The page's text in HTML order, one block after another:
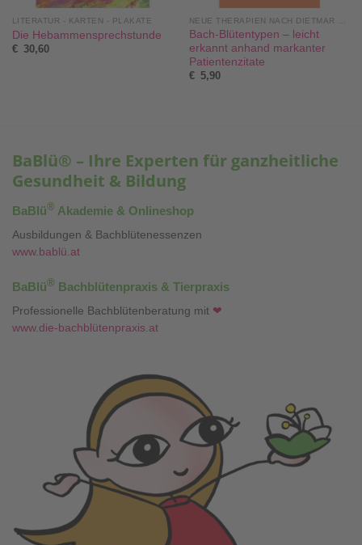
LITERATUR - KARTEN - PLAKATE
Die Hebammensprechstunde
€ 30,60
Bach-Blütentypen – leicht
erkannt anhand markanter
Patientenzitate
€ 5,90
BaBlü® – Ihre Experten für ganzheitliche
Gesundheit & Bildung
BaBlü® Akademie & Onlineshop
Ausbildungen & Bachblütenessenzen
www.bablü.at
BaBlü® Bachblütenpraxis & Tierpraxis
Professionelle Bachblütenberatung mit ❤
www.die-bachblütenpraxis.at